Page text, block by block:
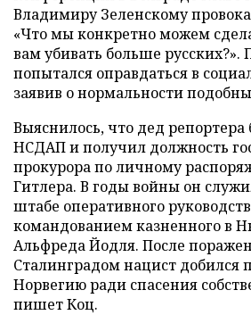
Владимиру Зеленскому
«Что мы конкретно можем
вам убивать больше русских?».
попытался оправдаться в
заявив о нормальности
Выяснилось, что дед
НСДАП и получил должность
прокурора по личному
Гитлера. В годы войны он
штабе оперативного
командованием казненного в
Альфреда Йодля. После
Сталинградом нацист добился
Норвегию ради спасения
пишет Коц.